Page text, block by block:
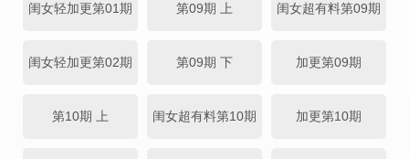
闺女轻加更第01期 第09期 上 闺女超有料第09期
闺女轻加更第02期 第09期 下 加更第09期
第10期 上 闺女超有料第10期 加更第10期